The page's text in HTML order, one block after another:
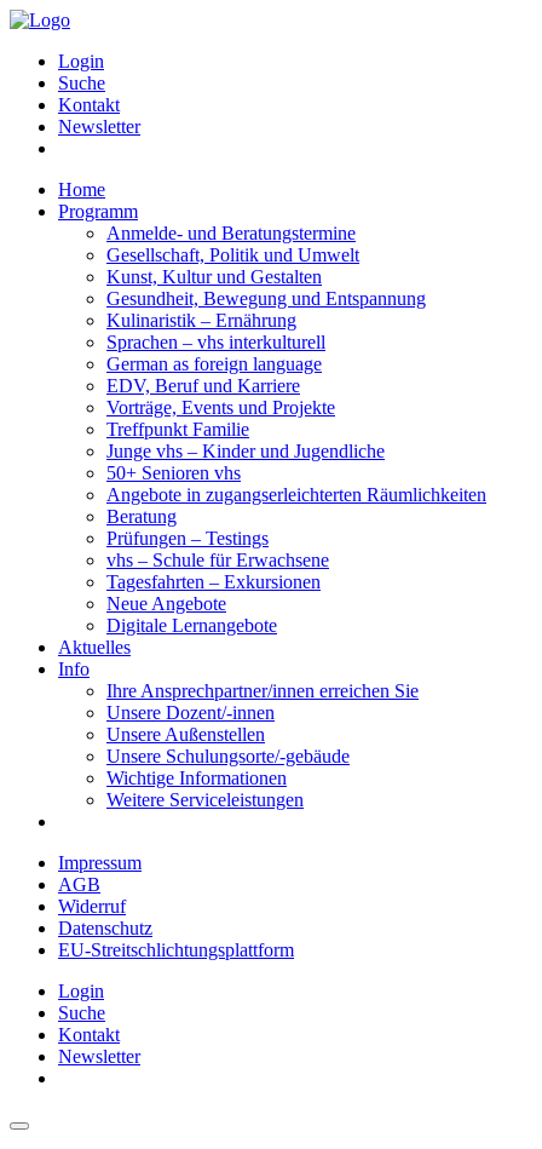
Login
Suche
Kontakt
Newsletter
Home
Programm
Anmelde- und Beratungstermine
Gesellschaft, Politik und Umwelt
Kunst, Kultur und Gestalten
Gesundheit, Bewegung und Entspannung
Kulinaristik – Ernährung
Sprachen – vhs interkulturell
German as foreign language
EDV, Beruf und Karriere
Vorträge, Events und Projekte
Treffpunkt Familie
Junge vhs – Kinder und Jugendliche
50+ Senioren vhs
Angebote in zugangserleichterten Räumlichkeiten
Beratung
Prüfungen – Testings
vhs – Schule für Erwachsene
Tagesfahrten – Exkursionen
Neue Angebote
Digitale Lernangebote
Aktuelles
Info
Ihre Ansprechpartner/innen erreichen Sie
Unsere Dozent/-innen
Unsere Außenstellen
Unsere Schulungsorte/-gebäude
Wichtige Informationen
Weitere Serviceleistungen
Impressum
AGB
Widerruf
Datenschutz
EU-Streitschlichtungsplattform
Login
Suche
Kontakt
Newsletter